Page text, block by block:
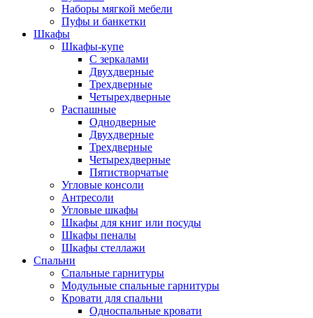
Наборы мягкой мебели
Пуфы и банкетки
Шкафы
Шкафы-купе
С зеркалами
Двухдверные
Трехдверные
Четырехдверные
Распашные
Однодверные
Двухдверные
Трехдверные
Четырехдверные
Пятистворчатые
Угловые консоли
Антресоли
Угловые шкафы
Шкафы для книг или посуды
Шкафы пеналы
Шкафы стеллажи
Спальни
Спальные гарнитуры
Модульные спальные гарнитуры
Кровати для спальни
Односпальные кровати